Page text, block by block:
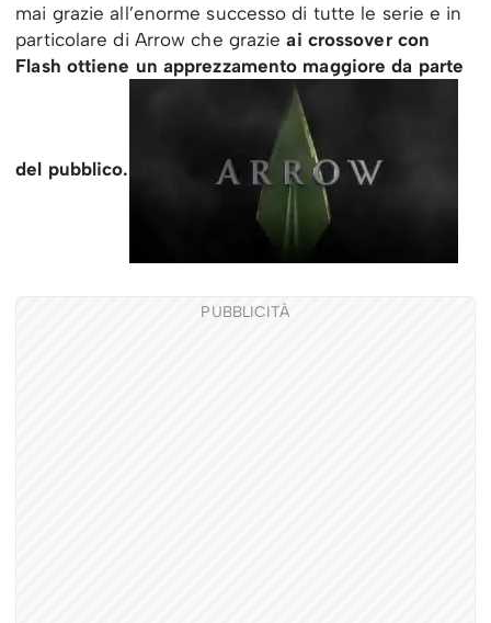
mai grazie all’enorme successo di tutte le serie e in
particolare di Arrow che grazieai crossover con
Flash ottiene un apprezzamento maggiore da parte
del pubblico.
PUBBLICITÀ